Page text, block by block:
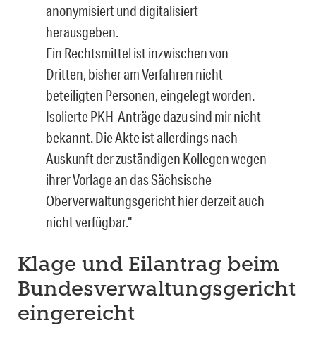
anonymisiert und digitalisiert
herausgeben.
Ein Rechtsmittel ist inzwischen von
Dritten, bisher am Verfahren nicht
beteiligten Personen, eingelegt worden.
Isolierte PKH-Anträge dazu sind mir nicht
bekannt. Die Akte ist allerdings nach
Auskunft der zuständigen Kollegen wegen
ihrer Vorlage an das Sächsische
Oberverwaltungsgericht hier derzeit auch
nicht verfügbar.“
Klage und Eilantrag beim
Bundesverwaltungsgericht
eingereicht